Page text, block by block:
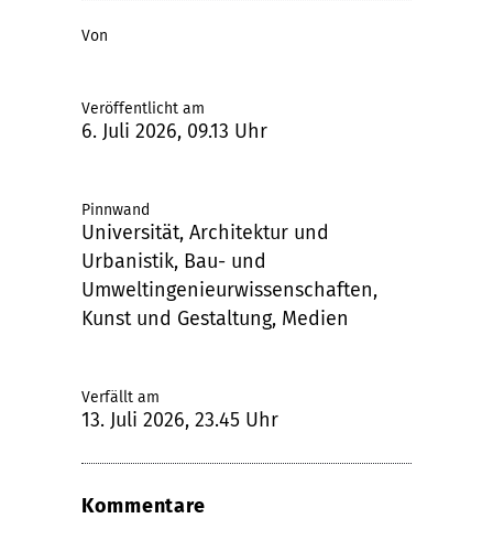
Von
Veröffentlicht am
6. Juli 2026, 09.13 Uhr
Pinnwand
Universität, Architektur und
Urbanistik, Bau- und
Umweltingenieurwissenschaften,
Kunst und Gestaltung, Medien
Verfällt am
13. Juli 2026, 23.45 Uhr
Kommentare